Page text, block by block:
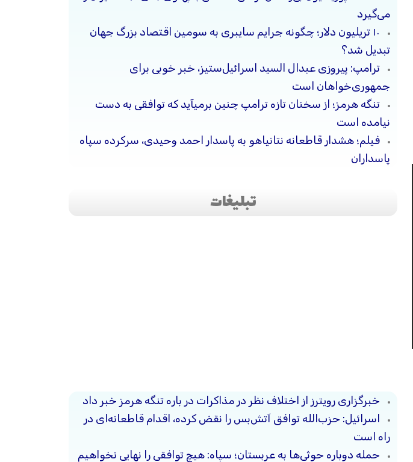
می‌گیرد
۱۰ تریلیون دلار؛ چگونه جرایم سایبری به سومین اقتصاد بزرگ جهان
تبدیل شد؟
ترامپ: پیروزی عبدال السید اسرائیل‌ستیز، خبر خوبی برای
جمهوری‌خواهان است
تنگه هرمز؛ از سخنان تازه ترامپ چنین برمیآید که توافقی به دست
نیامده است
فیلم؛ هشدار قاطعانه نتانیاهو به پاسدار احمد وحیدی، سرکرده سپاه
پاسداران
تبلیغات
خبرگزاری رویترز از اختلاف نظر در مذاکرات در باره تنگه هرمز خبر داد
اسرائیل: حزب‌الله توافق آتش‌بس را نقض کرده، اقدام قاطعانه‌ای در
راه است
حمله دوباره حوثی‌ها به عربستان؛ سپاه: هیچ توافقی را نهایی نخواهیم